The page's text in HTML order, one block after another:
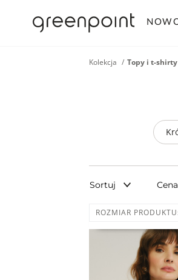
Kolekcja Topy i t-shirty
Sortuj Cena
ROZMIAR